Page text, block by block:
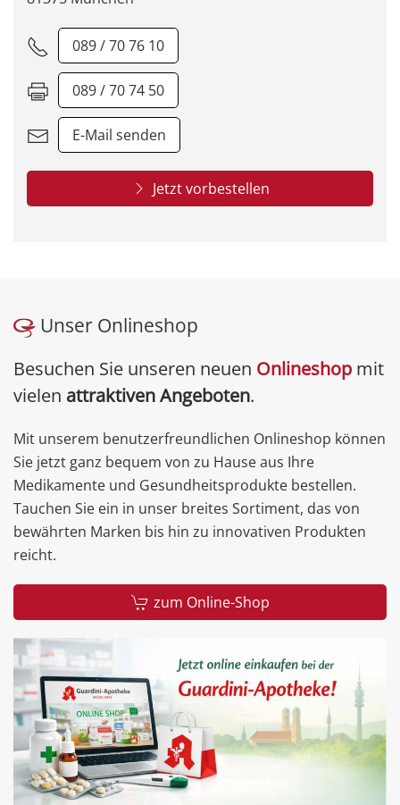
089 / 70 76 10
089 / 70 74 50
E-Mail senden
Jetzt vorbestellen
Unser Onlineshop
Besuchen Sie unseren neuen Onlineshop mit
vielen attraktiven Angeboten.
Mit unserem benutzerfreundlichen Onlineshop können
Sie jetzt ganz bequem von zu Hause aus Ihre
Medikamente und Gesundheitsprodukte bestellen.
Tauchen Sie ein in unser breites Sortiment, das von
bewährten Marken bis hin zu innovativen Produkten
reicht.
zum Online-Shop